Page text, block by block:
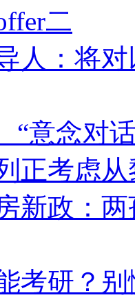
二
人：将
“意念
正考虑
新政：
考研？